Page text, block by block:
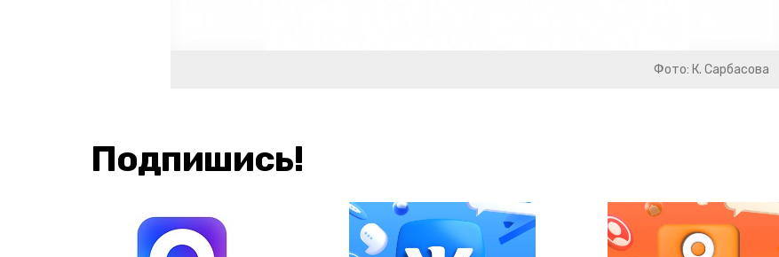
Фото: К. Сарбасова
Подпишись!